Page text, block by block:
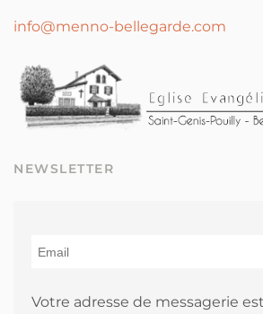
info@menno-bellegarde.com
NEWSLETTER
Votre adresse de messagerie